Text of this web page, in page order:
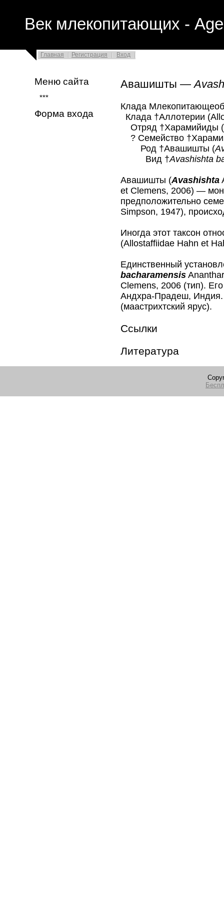
Век млекопитающих -
Главная Регистрация Вход
Меню сайта
***
Форма входа
Авашишты —
Клада
Клада †Аллотерии
Отряд †Харамийиды
? Семейство
Род †Авашишты (
Вид †Avashishta
Авашишты (Avashishta
et Clemens, 2006) —
предположительно
Simpson, 1947),
Иногда этот таксон
(Allostaffiidae Hahn et
Единственный
bacharamensis
Clemens, 2006 (тип).
Андхра-Прадеш,
(маастрихтский ярус).
Ссылки
Литература